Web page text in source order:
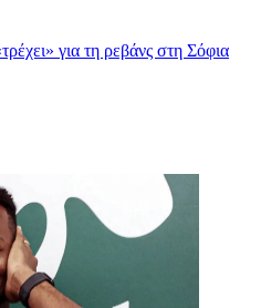
για τη ρεβάνς στη Σόφια